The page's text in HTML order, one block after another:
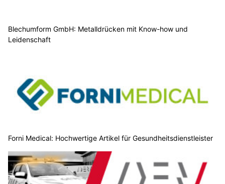
Blechumform GmbH: Metalldrücken mit Know-how und
Leidenschaft
Forni Medical: Hochwertige Artikel für Gesundheitsdienstleister